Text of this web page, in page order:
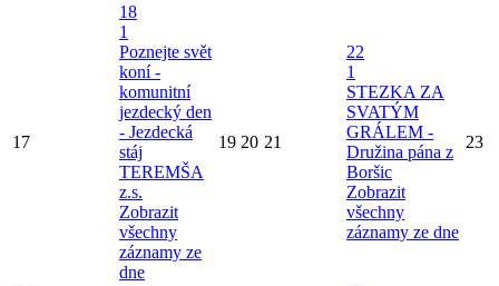
17
18
1
Poznejte svět
koní -
komunitní
jezdecký den
- Jezdecká
stáj
TEREMŠA
z.s.
Zobrazit
všechny
záznamy ze
dne
19 20 21
22
1
STEZKA ZA
SVATÝM
GRÁLEM -
Družina pána z
Boršic
Zobrazit
všechny
záznamy ze dne
23